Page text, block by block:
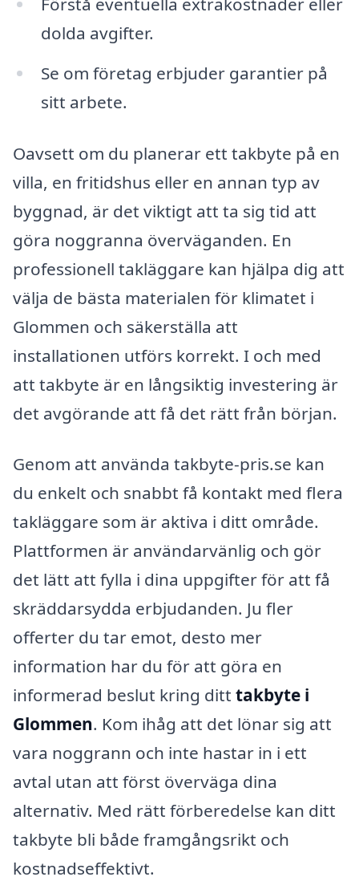
dolda avgifter.
Se om företag erbjuder garantier på
sitt arbete.
Oavsett om du planerar ett takbyte på en
villa, en fritidshus eller en annan typ av
byggnad, är det viktigt att ta sig tid att
göra noggranna överväganden. En
professionell takläggare kan hjälpa dig att
välja de bästa materialen för klimatet i
Glommen och säkerställa att
installationen utförs korrekt. I och med
att takbyte är en långsiktig investering är
det avgörande att få det rätt från början.
Genom att använda takbyte-pris.se kan
du enkelt och snabbt få kontakt med flera
takläggare som är aktiva i ditt område.
Plattformen är användarvänlig och gör
det lätt att fylla i dina uppgifter för att få
skräddarsydda erbjudanden. Ju fler
offerter du tar emot, desto mer
information har du för att göra en
informerad beslut kring ditt takbyte i
Glommen. Kom ihåg att det lönar sig att
vara noggrann och inte hastar in i ett
avtal utan att först överväga dina
alternativ. Med rätt förberedelse kan ditt
takbyte bli både framgångsrikt och
kostnadseffektivt.